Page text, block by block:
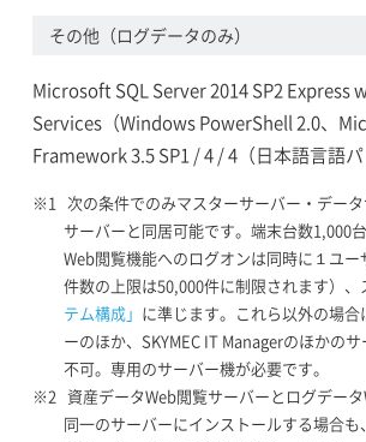
その他（ログデータのみ）
Microsoft SQL Server 2014 SP2 Express
Services（Windows PowerShell 2.0、
Framework 3.5 SP1 / 4 / 4（日本語言語パ
次の条件でのみマスターサーバー・デー
サーバーと同居可能です。端末台数1,000
Web閲覧機能へのログオンは同時に１ユ
件数の上限は50,000件に制限されます）、
テム構成」 に準じます。これら以外の場
ーのほか、SKYMEC IT Managerのほかの
不可。専用のサーバー機が必要です。
資産データWeb閲覧サーバーとログデー
同一のサーバーにインストールする場合も